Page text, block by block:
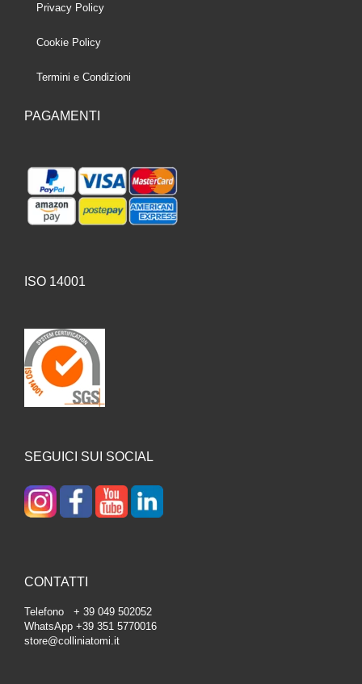
Privacy Policy
Cookie Policy
Termini e Condizioni
PAGAMENTI
ISO 14001
SEGUICI SUI SOCIAL
CONTATTI
Telefono + 39 049 502052
WhatsApp +39 351 5770016
store@colliniatomi.it